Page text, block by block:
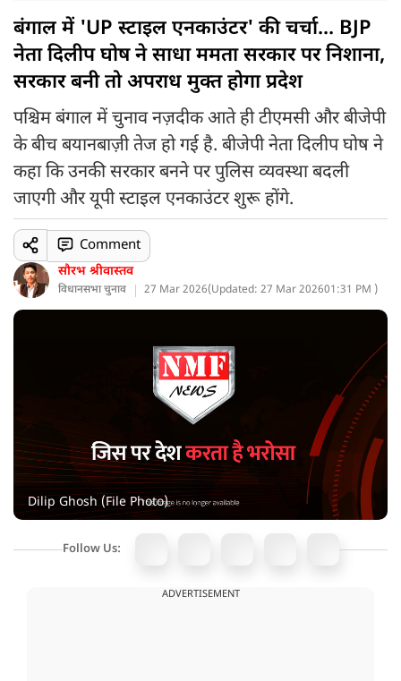
बंगाल में 'UP स्टाइल एनकाउंटर' की चर्चा... BJP
नेता दिलीप घोष ने साधा ममता सरकार पर निशाना,
सरकार बनी तो अपराध मुक्त होगा प्रदेश
पश्चिम बंगाल में चुनाव नज़दीक आते ही टीएमसी और बीजेपी
के बीच बयानबाज़ी तेज हो गई है. बीजेपी नेता दिलीप घोष ने
कहा कि उनकी सरकार बनने पर पुलिस व्यवस्था बदली
जाएगी और यूपी स्टाइल एनकाउंटर शुरू होंगे.
सौरभ श्रीवास्तव
विधानसभा चुनाव 27 Mar 2026(Updated: 27 Mar 202601:31 PM )
Comment
Dilip Ghosh (File Photo)
Follow Us:
ADVERTISEMENT